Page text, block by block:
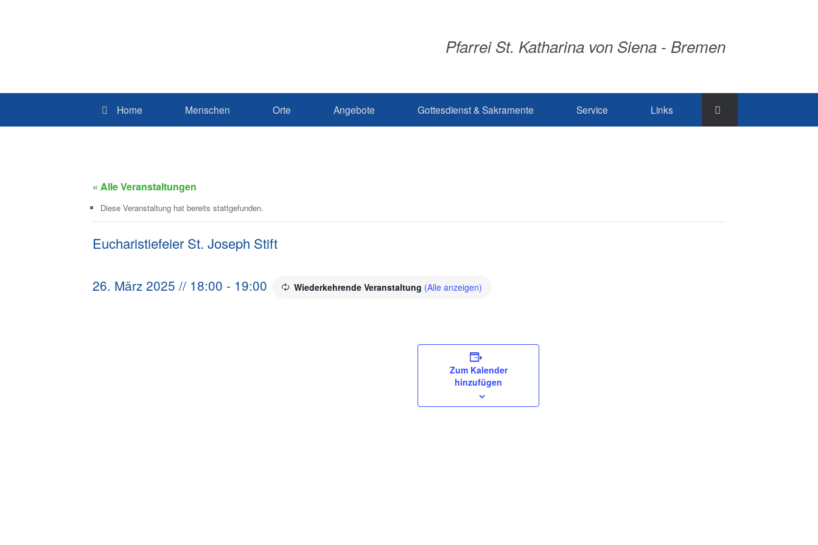
Pfarrei St. Katharina von Siena - Bremen
Home Menschen Orte Angebote Gottesdienst & Sakramente Service Links
« Alle Veranstaltungen
Diese Veranstaltung hat bereits stattgefunden.
Eucharistiefeier St. Joseph Stift
26. März 2025 // 18:00 - 19:00 Wiederkehrende Veranstaltung (Alle anzeigen)
Zum Kalender
hinzufügen